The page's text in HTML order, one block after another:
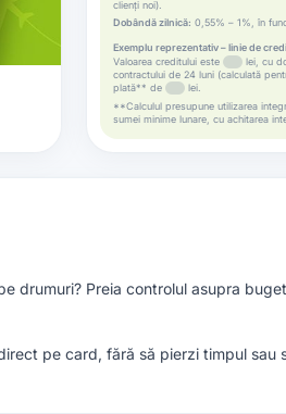
clienți noi).
Dobândă zilnică: 0,55% – 1%, în
Exemplu reprezentativ – linie de
Valoarea creditului este
lei, cu
contractului de 24 luni (calculată
plată** de
lei.
**Calculul presupune utilizarea
sumei minime lunare, cu achitarea
drumuri? Preia controlul asupra
pe card, fără să pierzi timpul sau